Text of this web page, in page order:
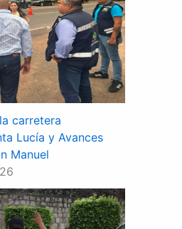
carretera
Lucía y Avances
Manuel